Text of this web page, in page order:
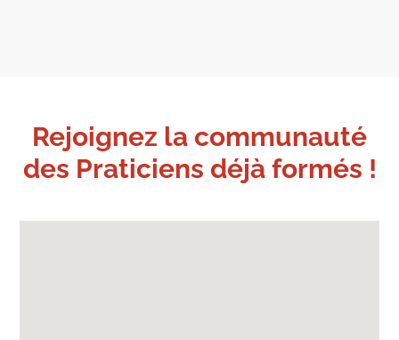
Rejoignez la communauté
des Praticiens déjà formés !